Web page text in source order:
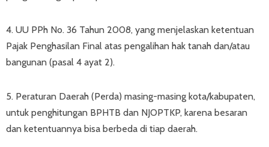
4. UU PPh No. 36 Tahun 2008, yang menjelaskan ketentuan
Pajak Penghasilan Final atas pengalihan hak tanah dan/atau
bangunan (pasal 4 ayat 2).
5. Peraturan Daerah (Perda) masing-masing kota/kabupaten,
untuk penghitungan BPHTB dan NJOPTKP, karena besaran
dan ketentuannya bisa berbeda di tiap daerah.